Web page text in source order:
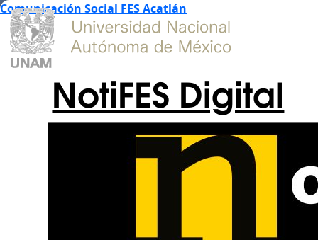
Comunicación Social FES Acatlán
NotiFES Digital